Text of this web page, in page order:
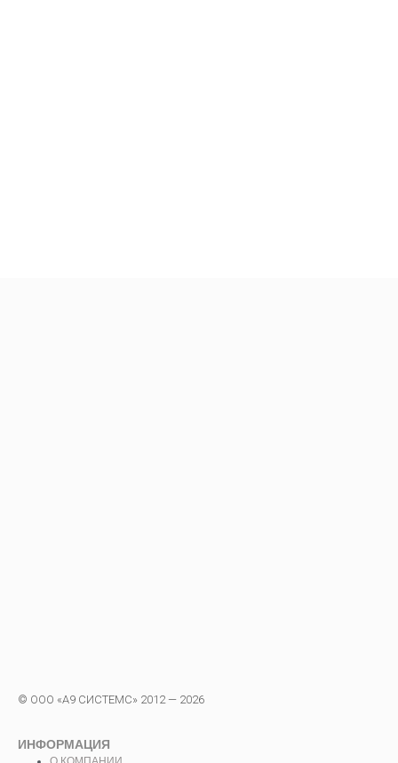
© ООО «А9 СИСТЕМС» 2012 — 2026
ИНФОРМАЦИЯ